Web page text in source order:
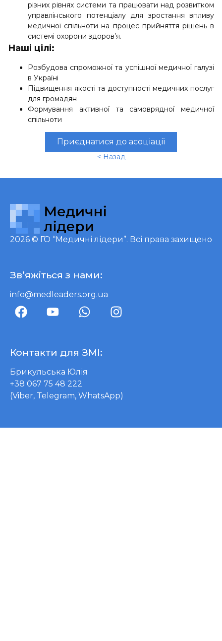
різних рівнях системи та працювати над розвитком
управлінського потенціалу для зростання впливу
медичної спільноти на процес прийняття рішень в
системі охорони здоров’я.
Наші цілі:
Розбудова спроможної та успішної медичної галузі
в Україні
Підвищення якості та доступності медичних послуг
для громадян
Формування активної та самоврядної медичної
спільноти
Приєднатися до асоціації
< Назад
2026 © ГО “Медичні лідери”. Всі права захищено
Зв’яжіться з нами:
info@medleaders.org.ua
Контакти для ЗМІ:
Брикульська Юлія
+38 067 75 48 222
(Viber, Telegram, WhatsApp)